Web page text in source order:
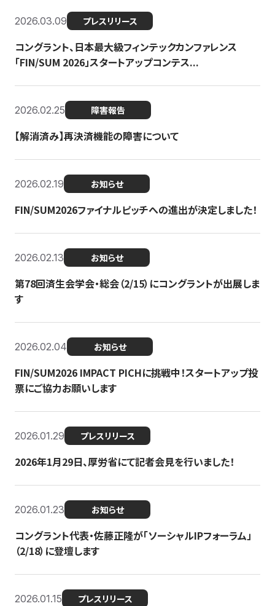
2026.03.09 プレスリリース
コングラント、日本最大級フィンテックカンファレンス
「FIN/SUM 2026」スタートアップコンテス...
2026.02.25 障害報告
【解消済み】再決済機能の障害について
2026.02.19 お知らせ
FIN/SUM2026ファイナルピッチへの進出が決定しました！
2026.02.13 お知らせ
第78回済生会学会・総会（2/15）にコングラントが出展しま
す
2026.02.04 お知らせ
FIN/SUM2026 IMPACT PICHに挑戦中！スタートアップ投
票にご協力お願いします
2026.01.29 プレスリリース
2026年1月29日、厚労省にて記者会見を行いました！
2026.01.23 お知らせ
コングラント代表・佐藤正隆が「ソーシャルIPフォーラム」
（2/18）に登壇します
2026.01.15 プレスリリース